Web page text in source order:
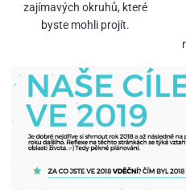
zajímavých okruhů, které
byste mohli projít.